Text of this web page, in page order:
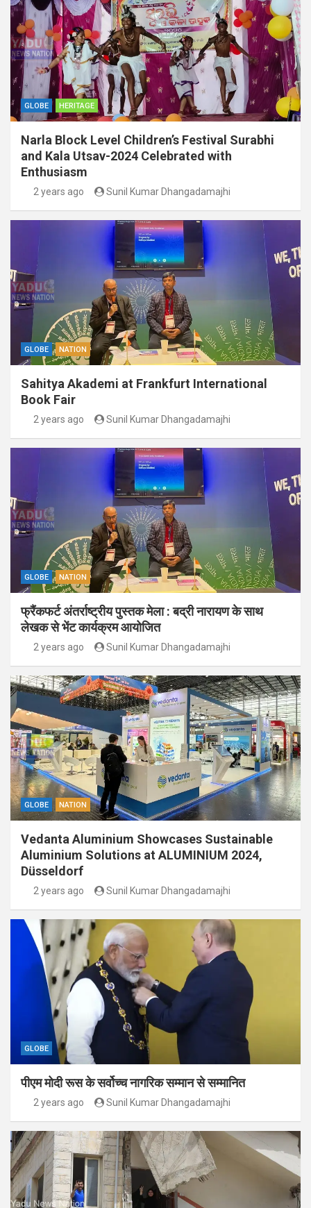
GLOBE HERITAGE
Narla Block Level Children’s Festival Surabhi
and Kala Utsav-2024 Celebrated with
Enthusiasm
2 years ago Sunil Kumar Dhangadamajhi
GLOBE NATION
Sahitya Akademi at Frankfurt International
Book Fair
2 years ago Sunil Kumar Dhangadamajhi
GLOBE NATION
फ्रैंकफर्ट अंतर्राष्ट्रीय पुस्तक मेला : बद्री नारायण के साथ
लेखक से भेंट कार्यक्रम आयोजित
2 years ago Sunil Kumar Dhangadamajhi
GLOBE NATION
Vedanta Aluminium Showcases Sustainable
Aluminium Solutions at ALUMINIUM 2024,
Düsseldorf
2 years ago Sunil Kumar Dhangadamajhi
GLOBE
पीएम मोदी रूस के सर्वोच्च नागरिक सम्मान से सम्मानित
2 years ago Sunil Kumar Dhangadamajhi